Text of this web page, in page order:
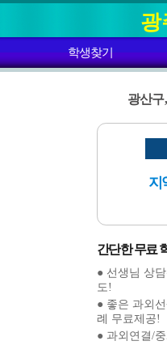
광
학생찾기
광산구
지
간단한 무료
● 선생님 상
도!
● 좋은 과외
례 무료제공!
● 과외연결/